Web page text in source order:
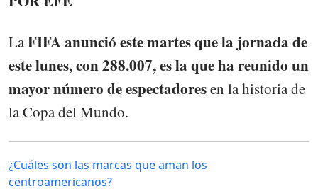
LaFIFA anunció este martes que la jornada de
este lunes, con 288.007, es la que ha reunido un
mayor número de espectadoresen la historia de
la Copa del Mundo.
¿Cuáles son las marcas que aman los
centroamericanos?